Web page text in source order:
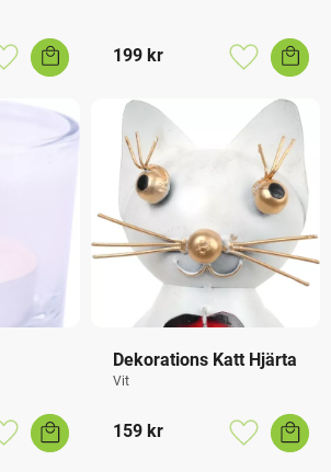
Lägg till i favoriter
199 kr
Lägg till i
Lägg till i favoriter
Dekorations Katt Hjärta
Vit
159 kr
Lägg till i